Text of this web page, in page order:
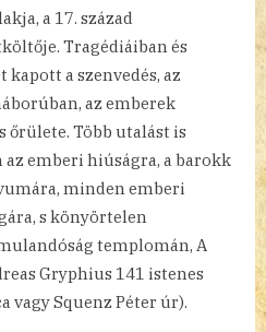
a 17. század
Tragédiáiban és
a szenvedés, az
az emberek
őrülete. Több utalást is
emberi hiúságra, a barokk
minden emberi
s könyörtelen
templomán, A
Gryphius 141 istenes
vagy Squenz Péter úr).